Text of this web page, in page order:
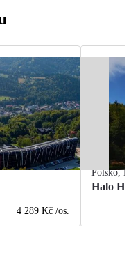
4 289 Kč /os.
Polsko,
Halo